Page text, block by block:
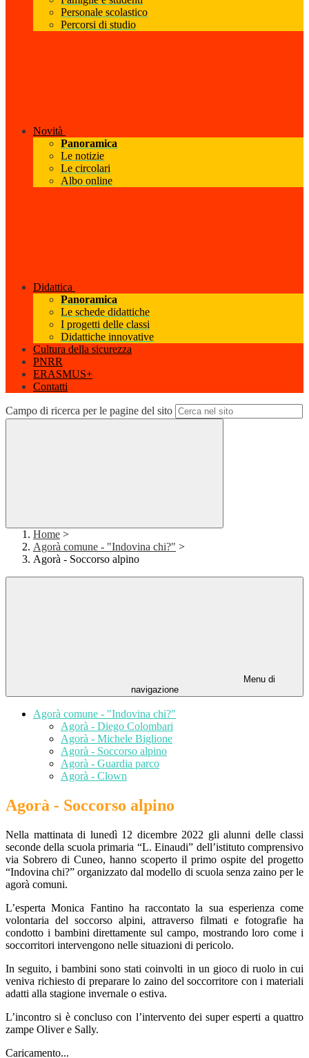
Personale scolastico
Percorsi di studio
Novità
Panoramica
Le notizie
Le circolari
Albo online
Didattica
Panoramica
Le schede didattiche
I progetti delle classi
Didattiche innovative
Cultura della sicurezza
PNRR
ERASMUS+
Contatti
Campo di ricerca per le pagine del sito
Home >
Agorà comune - "Indovina chi?" >
Agorà - Soccorso alpino
Menu di
navigazione
Agorà comune - "Indovina chi?"
Agorà - Diego Colombari
Agorà - Michele Biglione
Agorà - Soccorso alpino
Agorà - Guardia parco
Agorà - Clown
Agorà - Soccorso alpino
Nella mattinata di lunedì 12 dicembre 2022 gli alunni delle classi
seconde della scuola primaria “L. Einaudi” dell’istituto comprensivo
via Sobrero di Cuneo, hanno scoperto il primo ospite del progetto
“Indovina chi?” organizzato dal modello di scuola senza zaino per le
agorà comuni.
L’esperta Monica Fantino ha raccontato la sua esperienza come
volontaria del soccorso alpini, attraverso filmati e fotografie ha
condotto i bambini direttamente sul campo, mostrando loro come i
soccorritori intervengono nelle situazioni di pericolo.
In seguito, i bambini sono stati coinvolti in un gioco di ruolo in cui
veniva richiesto di preparare lo zaino del soccorritore con i materiali
adatti alla stagione invernale o estiva.
L’incontro si è concluso con l’intervento dei super esperti a quattro
zampe Oliver e Sally.
Caricamento...